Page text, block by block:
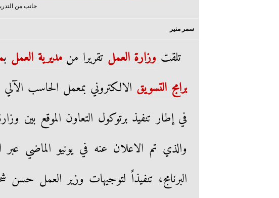
جانب من
سمر منير
تلقت وزارة العمل تقريرا منمديرية العمل ب
برامج التسويق الالكتروني بمعمل الحاسب الآلي
والذي تم الاعلان عنه في يونيو الماضي عبر
البرنامج، تنفيذاً لتوجيهات وزير العمل